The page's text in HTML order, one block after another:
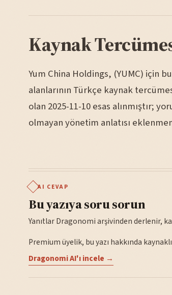
Kaynak
Yum China Holdings, (YUMC) için
alanlarının Türkçe kaynak
olan 2025-11-10 esas alınmıştır;
olmayan yönetim anlatısı
AI CEVAP
Bu yazıya soru sorun
Yanıtlar Dragonomi arşivinden derlenir,
Premium üyelik, bu yazı hakkında
Dragonomi AI'ı incele →